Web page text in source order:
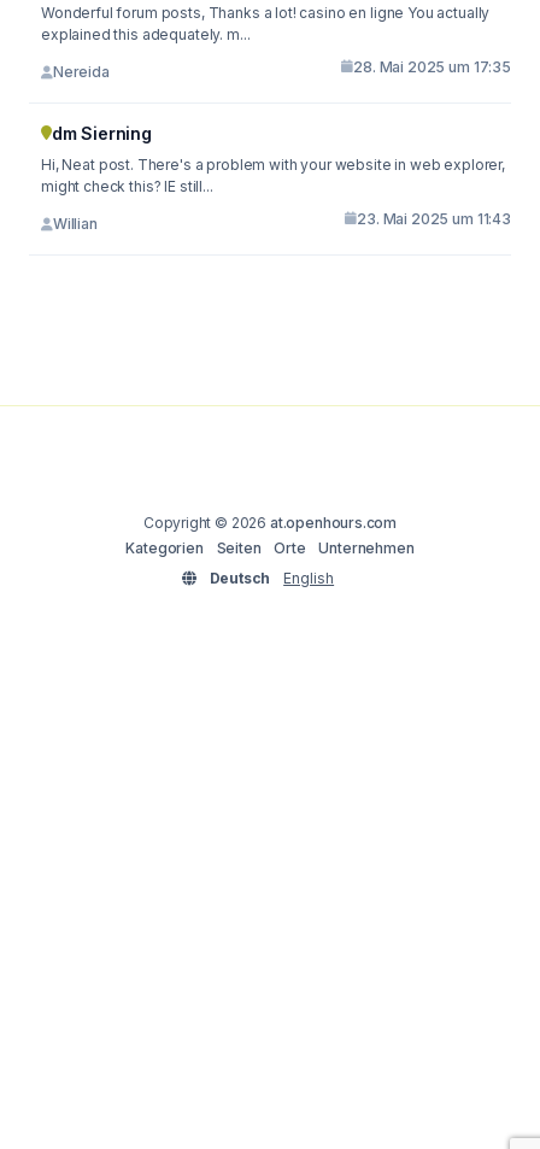
Wonderful forum posts, Thanks a lot! casino en ligne You actually
explained this adequately. m...
Nereida 28. Mai 2025 um 17:35
dm Sierning
Hi, Neat post. There's a problem with your website in web explorer,
might check this? IE still...
Willian 23. Mai 2025 um 11:43
Copyright © 2026 at.openhours.com
Kategorien
Seiten Orte
Unternehmen
Deutsch
English